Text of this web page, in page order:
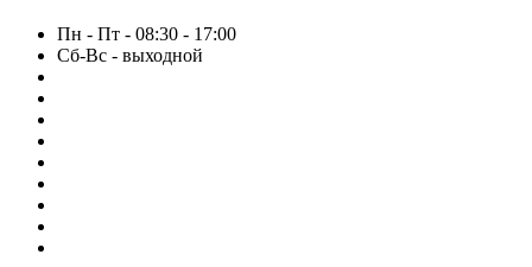
Пн - Пт - 08:30 - 17:00
Сб-Вс - выходной